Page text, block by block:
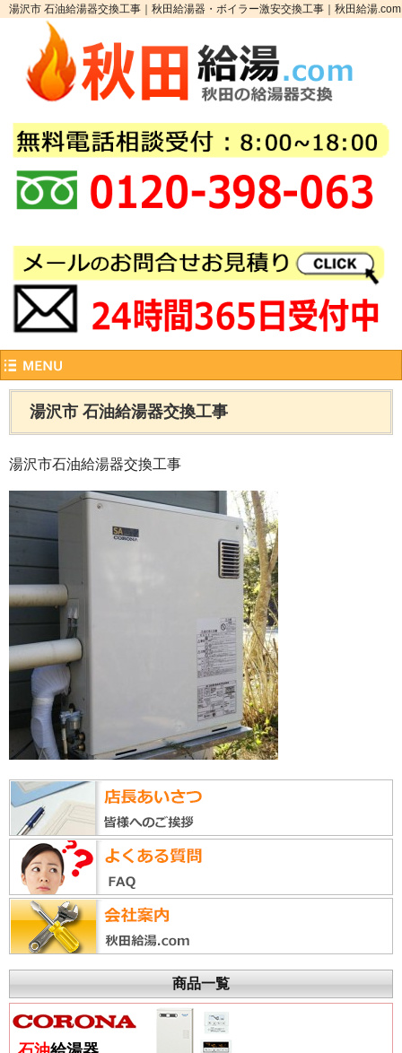
湯沢市 石油給湯器交換工事｜秋田給湯器・ボイラー激安交換工事｜秋田給湯.com
湯沢市 石油給湯器交換工事
湯沢市石油給湯器交換工事
商品一覧